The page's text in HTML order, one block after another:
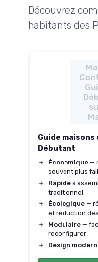
Découvrez
habitants des
Guide
Débutant
＋ Économique —
souvent plus
＋
Rapide à
traditionnel
＋
Écologique —
et réduction
＋
Modulaire —
reconfigurer
＋
Design